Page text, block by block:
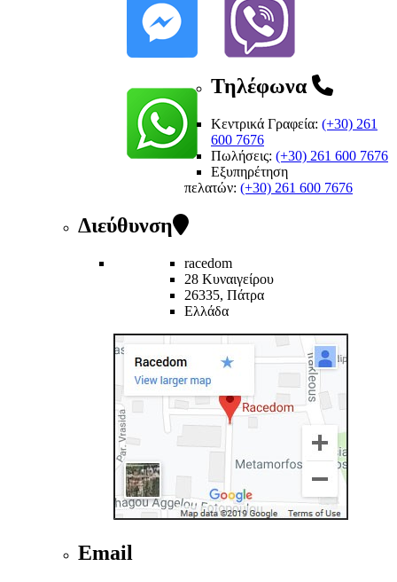
Τηλέφωνα
Κεντρικά Γραφεία: (+30) 261
600 7676
Πωλήσεις: (+30) 261 600 7676
Εξυπηρέτηση
πελατών: (+30) 261 600 7676
Διεύθυνση
racedom
28 Κυναιγείρου
26335, Πάτρα
Ελλάδα
Email